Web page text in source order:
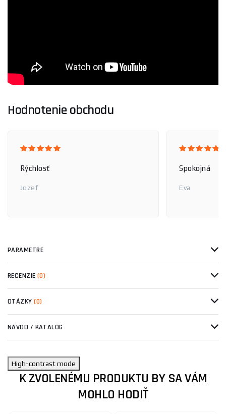
Hodnotenie obchodu
Rýchlosť
Jozef
Spokojná
Eva
PARAMETRE
RECENZIE (0)
OTÁZKY(0)
NÁVOD / KATALÓG
High-contrast mode
K ZVOLENÉMU PRODUKTU BY SA VÁM
MOHLO HODIŤ